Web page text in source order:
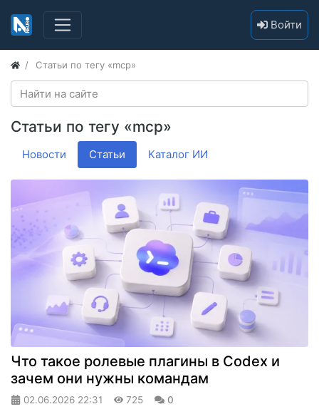
Войти
Статьи по тегу «mcp»
Статьи по тегу «mcp»
Новости Статьи Каталог ИИ
Что такое ролевые плагины в Codex и
зачем они нужны командам
02.06.2026 22:31 725 0